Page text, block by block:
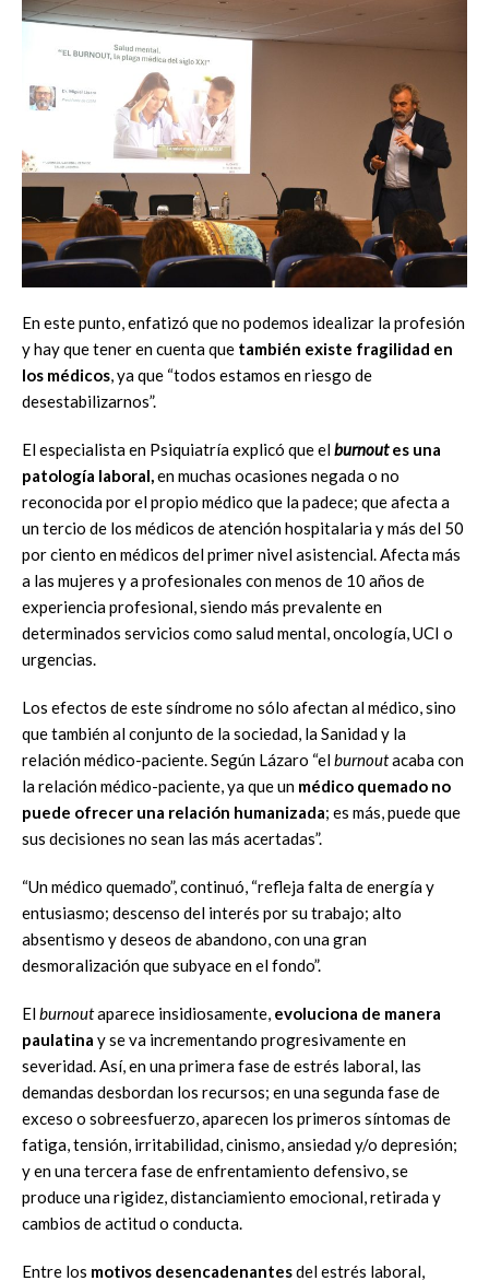
En este punto, enfatizó que no podemos idealizar la profesión
y hay que tener en cuenta que también existe fragilidad en
los médicos, ya que “todos estamos en riesgo de
desestabilizarnos”.
El especialista en Psiquiatría explicó que elburnoutes una
patología laboral,en muchas ocasiones negada o no
reconocida por el propio médico que la padece; que afecta a
un tercio de los médicos de atención hospitalaria y más del 50
por ciento en médicos del primer nivel asistencial. Afecta más
a las mujeres y a profesionales con menos de 10 años de
experiencia profesional, siendo más prevalente en
determinados servicios como salud mental, oncología, UCI o
urgencias.
Los efectos de este síndrome no sólo afectan al médico, sino
que también al conjunto de la sociedad, la Sanidad y la
relación médico-paciente. Según Lázaro “elburnoutacaba con
la relación médico-paciente, ya que un médico quemado no
puede ofrecer una relación humanizada; es más, puede que
sus decisiones no sean las más acertadas”.
“Un médico quemado”, continuó, “refleja falta de energía y
entusiasmo; descenso del interés por su trabajo; alto
absentismo y deseos de abandono, con una gran
desmoralización que subyace en el fondo”.
Elburnoutaparece insidiosamente, evoluciona de manera
paulatina y se va incrementando progresivamente en
severidad. Así, en una primera fase de estrés laboral, las
demandas desbordan los recursos; en una segunda fase de
exceso o sobreesfuerzo, aparecen los primeros síntomas de
fatiga, tensión, irritabilidad, cinismo, ansiedad y/o depresión;
y en una tercera fase de enfrentamiento defensivo, se
produce una rigidez, distanciamiento emocional, retirada y
cambios de actitud o conducta.
Entre los motivos desencadenantesdel estrés laboral,